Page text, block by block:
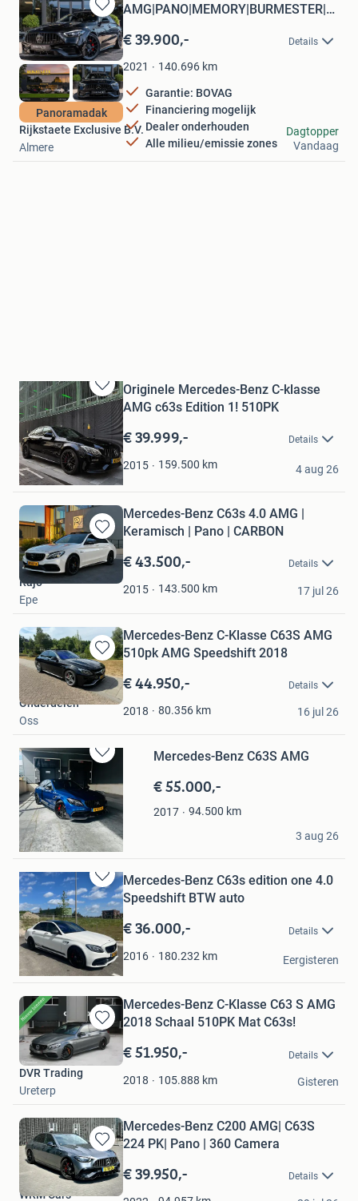
Bewaren
in
Mijn
Favorieten
Panoramadak
AMG|PANO|MEMORY|BURMESTER|C63S
€ 39.900,- Details
2021 140.696 km
Garantie: BOVAG
Financiering mogelijk
Dealer onderhouden
Alle milieu/emissie zones
Rijkstaete Exclusive B.V.
Almere
Dagtopper
Vandaag
Bewaren
Mijn
Favorieten
Originele Mercedes-Benz C-klasse
AMG c63s Edition 1! 510PK
€ 39.999,- Details
2015 159.500 km
Erwin
Rotterdam
4 aug 26
Bewaren
in
Mijn
Favorieten
Mercedes-Benz C63s 4.0 AMG |
Keramisch | Pano | CARBON
€ 43.500,- Details
2015 143.500 km
Rajo
Epe
17 jul 26
Bewaren
in
Mijn
Favorieten
Mercedes-Benz C-Klasse C63S AMG
510pk AMG Speedshift 2018
€ 44.950,- Details
2018 80.356 km
Onderdelen
Oss
16 jul 26
Bewaren
in
Mijn
Favorieten
Mercedes-Benz C63S AMG
€ 55.000,-
2017 94.500 km
Irfan Ahmadzai
's-Gravenhage
3 aug 26
Bewaren
in
Mijn
Favorieten
Mercedes-Benz C63s edition one 4.0
Speedshift BTW auto
€ 36.000,- Details
2016 180.232 km
S
Pijnacker
Eergisteren
Bewaren
in
Favorieten
Mercedes-Benz C-Klasse C63 S AMG
2018 Schaal 510PK Mat C63s!
€ 51.950,- Details
2018 105.888 km
DVR Trading
Ureterp
Gisteren
Bewaren
in
Mijn
Favorieten
Mercedes-Benz C200 AMG| C63S
224 PK| Pano | 360 Camera
€ 39.950,- Details
WRM Cars